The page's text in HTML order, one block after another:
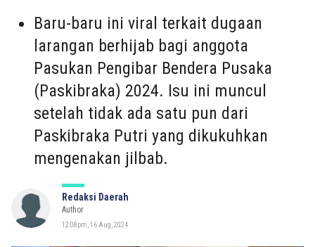
Baru-baru ini viral terkait dugaan
larangan berhijab bagi anggota
Pasukan Pengibar Bendera Pusaka
(Paskibraka) 2024. Isu ini muncul
setelah tidak ada satu pun dari
Paskibraka Putri yang dikukuhkan
mengenakan jilbab.
Redaksi Daerah
Author
12:08pm, 16 Aug, 2024